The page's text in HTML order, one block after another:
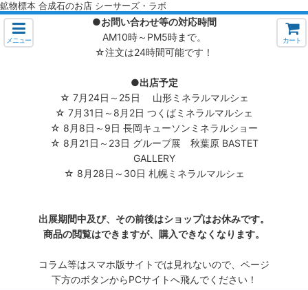
鉱物標本 合成石のお店 シーサーズ・ラボ
メニュー
●お問い合わせ等の対応時間
AM10時～PM5時まで。
☆注文は24時間可能です！
●出店予定
☆ 7月24日～25日 山形ミネラルマルシェ
☆ 7月31日～8月2日 つくばミネラルマルシェ
☆ 8月8日～9日 長岡キューソンミネラルショー
☆ 8月21日～23日 グループ展 秋葉原 BASTET
GALLERY
☆ 8月28日～30日 札幌ミネラルマルシェ
出展期間中及び、その前後はショップはお休みです。
商品の閲覧はできますが、購入できなくなります。
コラム等はスマホ版サイトでは見れないので、ページ
下方のボタンからPCサイトへ飛んでください！
カート